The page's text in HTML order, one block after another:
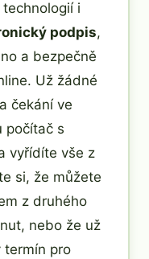
i
podpis,
a bezpečně
Už žádné
čekání ve
počítač s
vyřídíte vše z
si, že můžete
z druhého
nebo že už
termín pro